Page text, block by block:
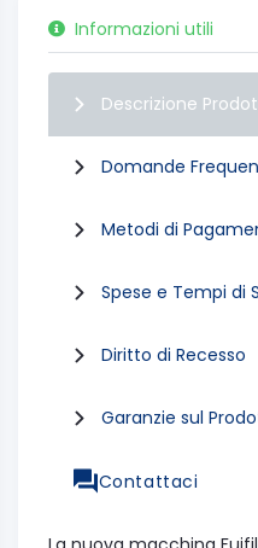
Informazioni utili
Descrizione
Domande
Metodi di
Spese e Tempi di
Diritto di Recesso
Garanzie sul
Contattaci